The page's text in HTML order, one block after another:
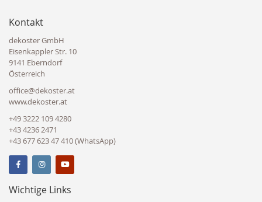
Kontakt
dekoster GmbH
Eisenkappler Str. 10
9141 Eberndorf
Österreich
office@dekoster.at
www.dekoster.at
+49 3222 109 4280
+43 4236 2471
+43 677 623 47 410 (WhatsApp)
Wichtige Links